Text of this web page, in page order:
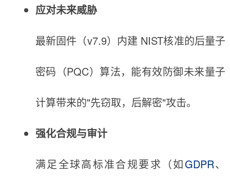
应对未来威胁
最新固件（v7.9）内建 NIST核准的后量子
密码（PQC）算法，能有效防御未来量子
计算带来的"先窃取，后解密"攻击。
强化合规与审计
满足全球高标准合规要求（如GDPR、